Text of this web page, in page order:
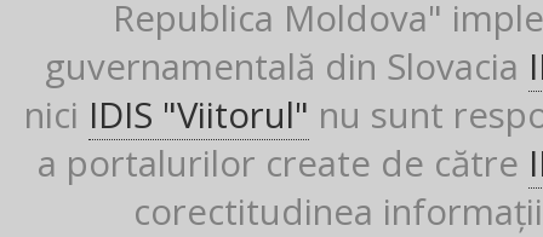
Republica Moldova"
guvernamentală din Slovacia
nici IDIS "Viitorul" nu sunt
a portalurilor create de către
corectitudinea